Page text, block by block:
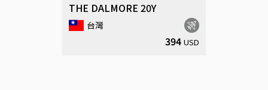
THE DALMORE 20Y
台灣
394 USD